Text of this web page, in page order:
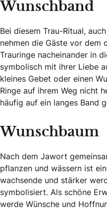
Wunschband
Bei diesem Trau-Ritual,
nehmen die Gäste vor dem
Trauringe nacheinander in
symbolisch mit ihrer Liebe
kleines Gebet oder einen
Ringe auf ihrem Weg nicht
häufig auf ein langes Band
Wunschbaum
Nach dem Jawort
pflanzen und wässern ist
wachsende und stärker
symbolisiert. Als schöne
werde Wünsche und